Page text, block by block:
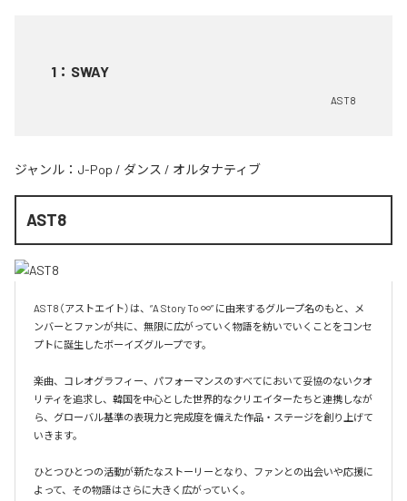
1 ： SWAY
AST8
ジャンル： J-Pop / ダンス / オルタナティブ
AST8
AST8（アストエイト）は、“A Story To ∞” に由来するグループ名のもと、メ
ンバーとファンが共に、無限に広がっていく物語を紡いでいくことをコンセ
プトに誕生したボーイズグループです。
楽曲、コレオグラフィー、パフォーマンスのすべてにおいて妥協のないクオ
リティを追求し、韓国を中心とした世界的なクリエイターたちと連携しなが
ら、グローバル基準の表現力と完成度を備えた作品・ステージを創り上げて
いきます。
ひとつひとつの活動が新たなストーリーとなり、ファンとの出会いや応援に
よって、その物語はさらに大きく広がっていく。